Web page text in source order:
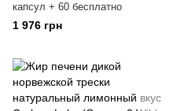
капсул + 60 бесплатно
1 976 грн